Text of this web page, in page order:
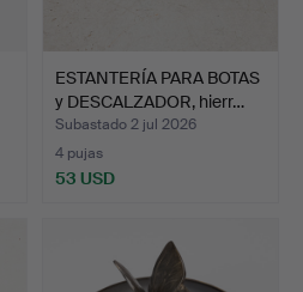
ESTANTERÍA PARA BOTAS
y DESCALZADOR, hierr…
Subastado 2 jul 2026
4 pujas
53 USD